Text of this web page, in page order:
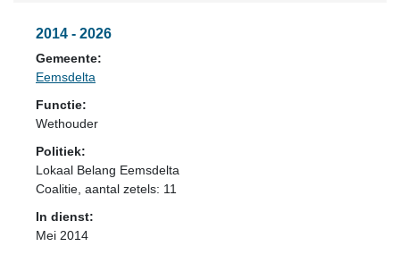
2014 - 2026
Gemeente:
Eemsdelta
Functie:
Wethouder
Politiek:
Lokaal Belang Eemsdelta
Coalitie , aantal zetels: 11
In dienst:
Mei 2014